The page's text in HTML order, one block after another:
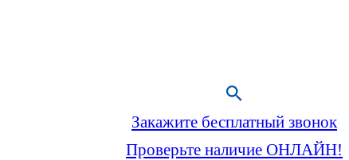
Закажите бесплатный звонок
Проверьте наличие ОНЛАЙН!